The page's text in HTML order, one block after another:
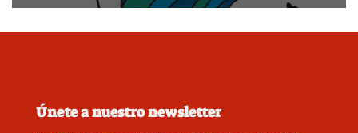
Únete a nuestro newsletter